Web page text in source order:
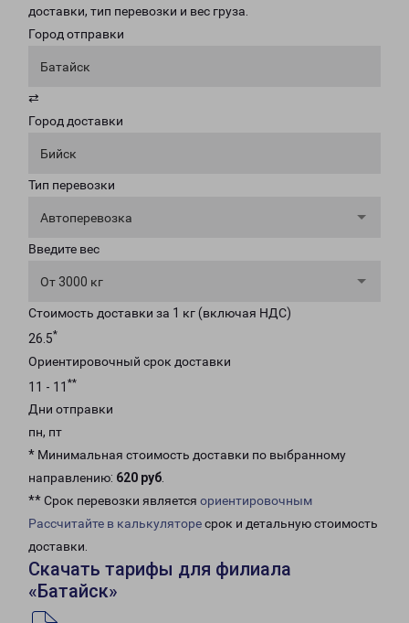
доставки, тип перевозки и вес груза.
Город отправки
Батайск
⇄
Город доставки
Бийск
Тип перевозки
Автоперевозка
Введите вес
От 3000 кг
Стоимость доставки за 1 кг (включая НДС)
26.5*
Ориентировочный срок доставки
11 - 11 **
Дни отправки
пн, пт
* Минимальная стоимость доставки по выбранному
направлению: 620 руб.
** Срок перевозки является ориентировочным
Рассчитайте в калькуляторесрок и детальную стоимость
доставки.
Скачать тарифы для филиала
«Батайск»